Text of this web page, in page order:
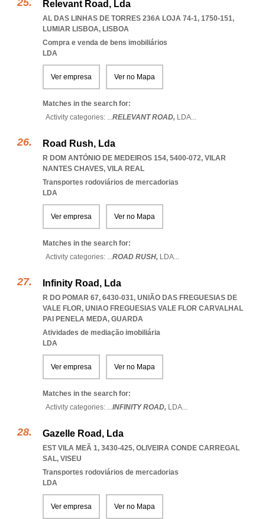
Relevant Road, Lda
AL DAS LINHAS DE TORRES 236A LOJA 74-1, 1750-151,
LUMIAR LISBOA, LISBOA
Compra e venda de bens imobiliários
LDA
Ver empresa Ver no Mapa
Matches in the search for:
Activity categories: ...RELEVANT ROAD, LDA...
Road Rush, Lda
R DOM ANTÓNIO DE MEDEIROS 154, 5400-072, VILAR
NANTES CHAVES, VILA REAL
Transportes rodoviários de mercadorias
LDA
Ver empresa Ver no Mapa
Matches in the search for:
Activity categories: ...ROAD RUSH, LDA...
Infinity Road, Lda
R DO POMAR 67, 6430-031, UNIÃO DAS FREGUESIAS DE
VALE FLOR, UNIAO FREGUESIAS VALE FLOR CARVALHAL
PAI PENELA MEDA, GUARDA
Atividades de mediação imobiliária
LDA
Ver empresa Ver no Mapa
Matches in the search for:
Activity categories: ...INFINITY ROAD, LDA...
Gazelle Road, Lda
EST VILA MEÃ 1, 3430-425, OLIVEIRA CONDE CARREGAL
SAL, VISEU
Transportes rodoviários de mercadorias
LDA
Ver empresa Ver no Mapa